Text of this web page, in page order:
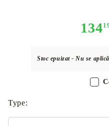
134
Stoc epuizat - Nu se
Type: